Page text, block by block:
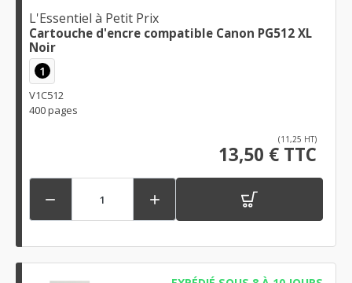
L'Essentiel à Petit Prix
Cartouche d'encre compatible Canon PG512 XL
Noir
1
V1C512
400 pages
(11,25 HT)
13,50 € TTC
 